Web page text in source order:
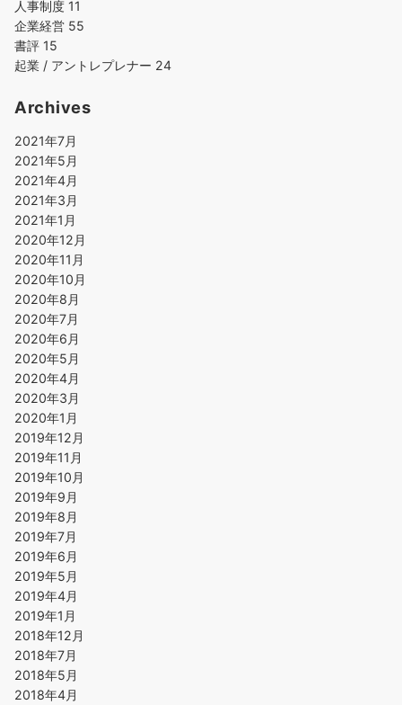
人事制度 11
企業経営 55
書評 15
起業 / アントレプレナー 24
Archives
2021年7月
2021年5月
2021年4月
2021年3月
2021年1月
2020年12月
2020年11月
2020年10月
2020年8月
2020年7月
2020年6月
2020年5月
2020年4月
2020年3月
2020年1月
2019年12月
2019年11月
2019年10月
2019年9月
2019年8月
2019年7月
2019年6月
2019年5月
2019年4月
2019年1月
2018年12月
2018年7月
2018年5月
2018年4月